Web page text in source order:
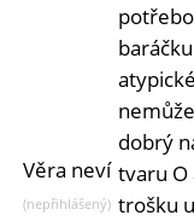
Věra neví
(nepřihlášený)
atypické
dobrý
tvaru O
trošku